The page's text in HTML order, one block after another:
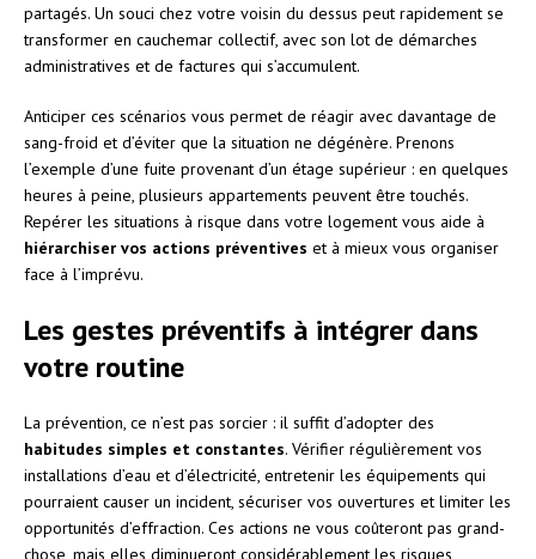
partagés. Un souci chez votre voisin du dessus peut rapidement se
transformer en cauchemar collectif, avec son lot de démarches
administratives et de factures qui s’accumulent.
Anticiper ces scénarios vous permet de réagir avec davantage de
sang-froid et d’éviter que la situation ne dégénère. Prenons
l’exemple d’une fuite provenant d’un étage supérieur : en quelques
heures à peine, plusieurs appartements peuvent être touchés.
Repérer les situations à risque dans votre logement vous aide à
hiérarchiser vos actions préventives et à mieux vous organiser
face à l’imprévu.
Les gestes préventifs à intégrer dans
votre routine
La prévention, ce n’est pas sorcier : il suffit d’adopter des
habitudes simples et constantes. Vérifier régulièrement vos
installations d’eau et d’électricité, entretenir les équipements qui
pourraient causer un incident, sécuriser vos ouvertures et limiter les
opportunités d’effraction. Ces actions ne vous coûteront pas grand-
chose, mais elles diminueront considérablement les risques